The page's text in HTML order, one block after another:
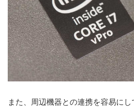
また、周辺機器との連携を容易に